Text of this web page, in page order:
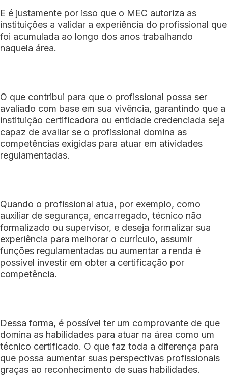
E é justamente por isso que o MEC autoriza as
instituições a validar a experiência do profissional que
foi acumulada ao longo dos anos trabalhando
naquela área.
O que contribui para que o profissional possa ser
avaliado com base em sua vivência, garantindo que a
instituição certificadora ou entidade credenciada seja
capaz de avaliar se o profissional domina as
competências exigidas para atuar em atividades
regulamentadas.
Quando o profissional atua, por exemplo, como
auxiliar de segurança, encarregado, técnico não
formalizado ou supervisor, e deseja formalizar sua
experiência para melhorar o currículo, assumir
funções regulamentadas ou aumentar a renda é
possível investir em obter a certificação por
competência.
Dessa forma, é possível ter um comprovante de que
domina as habilidades para atuar na área como um
técnico certificado. O que faz toda a diferença para
que possa aumentar suas perspectivas profissionais
graças ao reconhecimento de suas habilidades.